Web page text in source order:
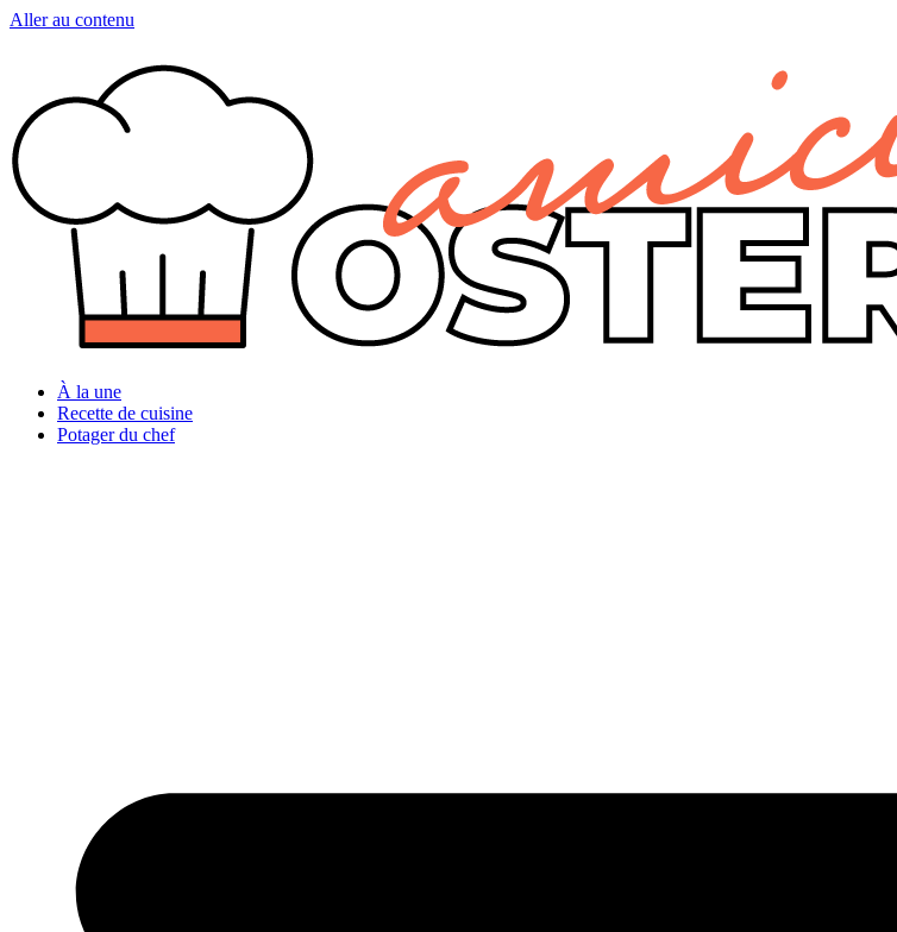
Aller au contenu
À la une
Recette de cuisine
Potager du chef